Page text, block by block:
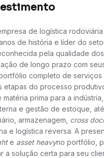
de logística
de história e líder do
pela qualidade
de longo prazo com
completo de serviços
etapas do processo
prima para a indústria,
e gestão de estoque,
armazenagem, cross
e logística reversa. A
e asset heavyno portfólio,
a solução certa para seu